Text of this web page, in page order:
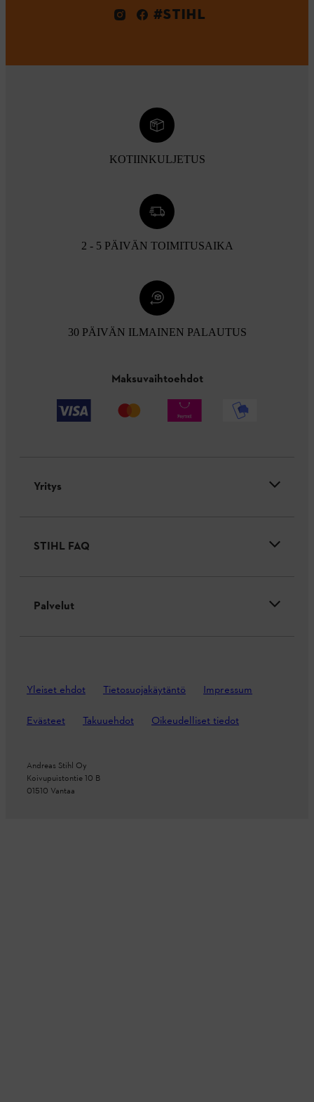
#STIHL
KOTIINKULJETUS
2 - 5 PÄIVÄN TOIMITUSAIKA
30 PÄIVÄN ILMAINEN PALAUTUS
Maksuvaihtoehdot
Yritys
STIHL FAQ
Palvelut
Yleiset ehdot Tietosuojakäytäntö Impressum
Evästeet Takuuehdot Oikeudelliset tiedot
Andreas Stihl Oy
Koivupuistontie 10 B
01510 Vantaa